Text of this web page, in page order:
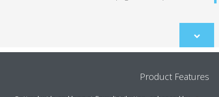
to
Product